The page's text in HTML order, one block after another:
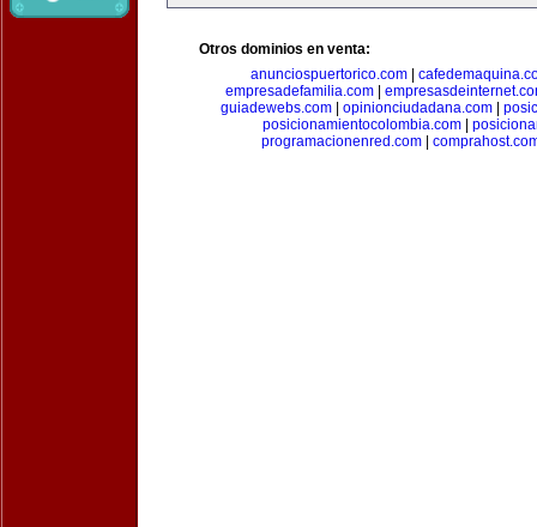
Otros dominios en venta:
anunciospuertorico.com|
empresadefamilia.com
guiadewebs.com
opinionciudadana.com
posicionamientocolombia.com|
programacionenred.com